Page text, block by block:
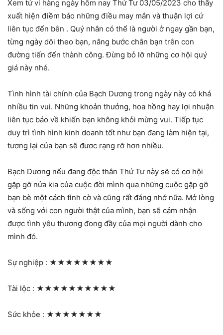
Xem tử vi hàng ngày hôm nay Thứ Tư 03/05/2023 cho thấy
xuất hiện điềm báo những điều may mắn và thuận lợi cứ
liên tục đến bên . Quý nhân có thể là người ở ngay gần bạn,
từng ngày dõi theo bạn, nâng bước chân bạn trên con
đường tiến đến thành công. Đừng bỏ lỡ những cơ hội quý
giá này nhé.
Tình hình tài chính của Bạch Dương trong ngày này có khá
nhiều tin vui. Những khoản thưởng, hoa hồng hay lợi nhuận
liên tục báo về khiến bạn không khỏi mừng vui. Tiếp tục
duy trì tình hình kinh doanh tốt như bạn đang làm hiện tại,
tương lại của bạn sẽ đươc rạng rỡ hơn nhiều.
Bạch Dương nếu đang độc thân Thứ Tư này sẽ có cơ hội
gặp gỡ nửa kia của cuộc đời mình qua những cuộc gặp gỡ
bạn bè một cách tình cờ và cũng rất đáng nhớ nữa. Mở lòng
và sống với con người thật của mình, bạn sẽ cảm nhận
được tình yêu thương đong đầy của mọi người dành cho
mình đó.
Sự nghiệp : ★★★★★★★★
Tài lộc : ★★★★★★★★★★
Sức khỏe : ★★★★★★★